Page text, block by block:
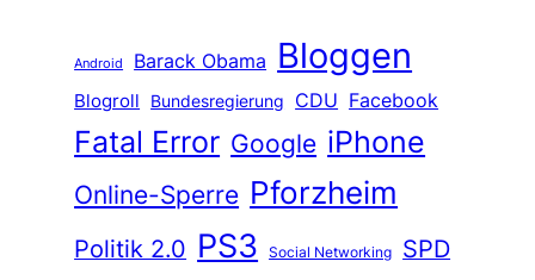
Android Barack Obama Bloggen
Blogroll Bundesregierung CDU Facebook
Fatal Error Google iPhone
Online-Sperre Pforzheim
Politik 2.0 PS3 Social Networking
SPD